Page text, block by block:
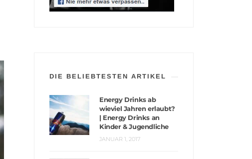
DIE BELIEBTESTEN ARTIKEL
Energy Drinks ab
wieviel Jahren erlaubt?
| Energy Drinks an
Kinder & Jugendliche
JANUAR 1, 2017